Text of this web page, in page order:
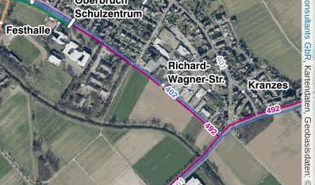
, Kartendaten, Geobasisdaten: ©